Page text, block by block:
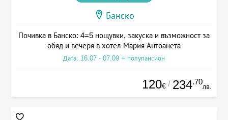
Банско
Почивка в Банско: 4=5 нощувки, закуска и възможност за
обяд и вечеря в хотел Мария Антоанета
Дата: 16.07 - 07.09 + полупансион
120€ / 234.70
лв.